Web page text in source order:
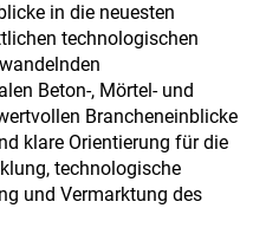
in die neuesten
technologischen
Beton-, Mörtel- und
Brancheneinblicke
klare Orientierung für die
technologische
und Vermarktung des